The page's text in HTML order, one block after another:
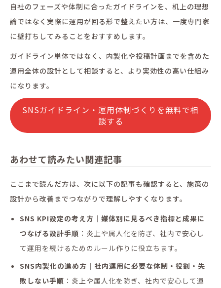
自社のフェーズや体制に合ったガイドラインを、机上の理想
論ではなく実際に運用が回る形で整えたい方は、一度専門家
に壁打ちしてみることをおすすめします。
ガイドライン単体ではなく、内製化や投稿計画までを含めた
運用全体の設計として相談すると、より実効性の高い仕組み
になります。
SNSガイドライン・運用体制づくりを無料で相
談する
あわせて読みたい関連記事
ここまで読んだ方は、次に以下の記事も確認すると、施策の
設計から改善までつながりで理解しやすくなります。
SNS KPI設定の考え方｜媒体別に見るべき指標と成果に
つなげる設計手順 ：炎上や属人化を防ぎ、社内で安心し
て運用を続けるためのルール作りに役立ちます。
SNS内製化の進め方｜社内運用に必要な体制・役割・失
敗しない手順 ：炎上や属人化を防ぎ、社内で安心して運